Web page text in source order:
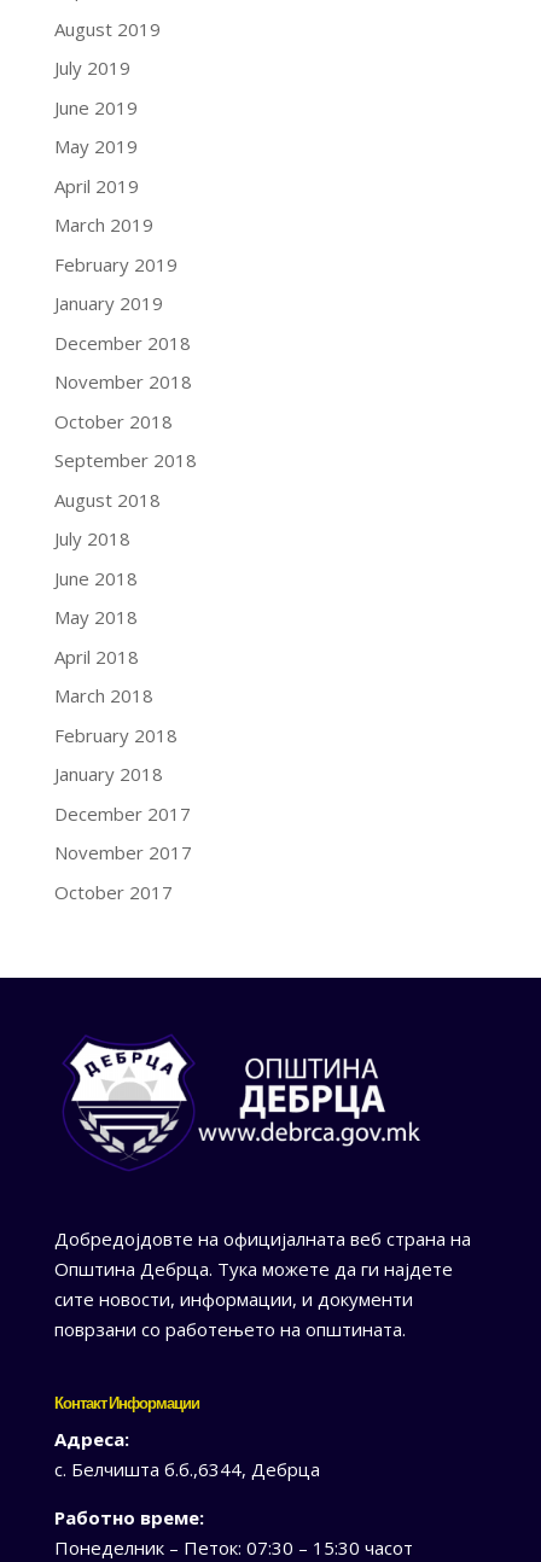
August 2019
July 2019
June 2019
May 2019
April 2019
March 2019
February 2019
January 2019
December 2018
November 2018
October 2018
September 2018
August 2018
July 2018
June 2018
May 2018
April 2018
March 2018
February 2018
January 2018
December 2017
November 2017
October 2017
Добредојдовте на официјалната веб страна на
Општина Дебрца. Тука можете да ги најдете
сите новости, информации, и документи
поврзани со работењето на општината.
Контакт Информации
Адреса:
с. Белчишта б.б.,6344, Дебрца
Работно време:
Понеделник – Петок: 07:30 – 15:30 часот